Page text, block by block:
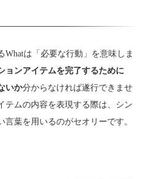
Whatは「必要な行動」を意味しま
ョンアイテムを完了するために
いか分からなければ遂行できませ
テムの内容を表現する際は、シン
葉を用いるのがセオリーです。